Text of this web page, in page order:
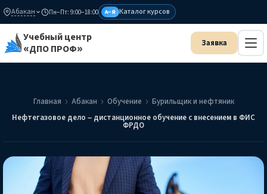
Абакан Пн–Пт: 9:00–18:00 А–Я Каталог курсов
Учебный центр
«ДПО ПРОФ»
Главная Абакан Обучение
Бурильщик и нефтяник
Нефтегазовое дело – дистанционное обучение с внесением в ФИС
ФРДО